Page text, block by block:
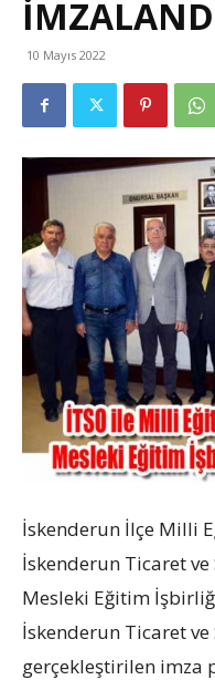
10 Mayıs 2022
İskenderun İlçe Milli
İskenderun Ticaret ve
Mesleki Eğitim
İskenderun Ticaret ve
gerçekleştirilen imza